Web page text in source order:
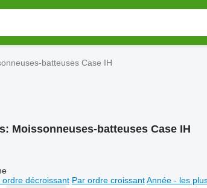
batteuses Case IH
Moissonneuses-batteuses Case IH
ordre décroissant Par ordre croissant Année - les